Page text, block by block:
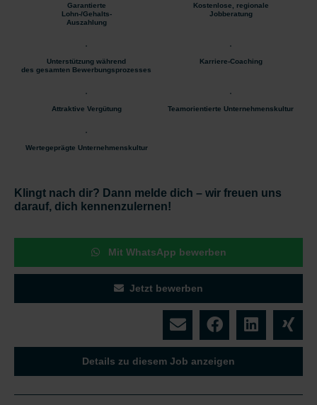
Garantierte
Lohn-/Gehalts-
Auszahlung
Kostenlose, regionale
Jobberatung
Unterstützung während
des gesamten Bewerbungsprozesses
Karriere-Coaching
Attraktive Vergütung Teamorientierte Unternehmenskultur
Wertegeprägte Unternehmenskultur
Klingt nach dir? Dann melde dich – wir freuen uns
darauf, dich kennenzulernen!
Mit WhatsApp bewerben
Jetzt bewerben
Details zu diesem Job anzeigen